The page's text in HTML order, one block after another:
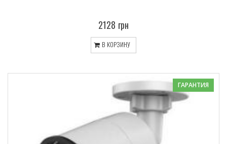
2128 грн
В КОРЗИНУ
ГАРАНТИЯ